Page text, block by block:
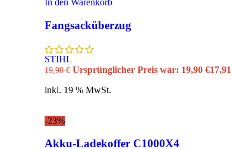
In den Warenkorb
Fangsacküberzug
STIHL
19,90€ Ursprünglicher Preis war: 19,90 €17,91
inkl. 19 % MwSt.
-23%
Akku-Ladekoffer C1000X4